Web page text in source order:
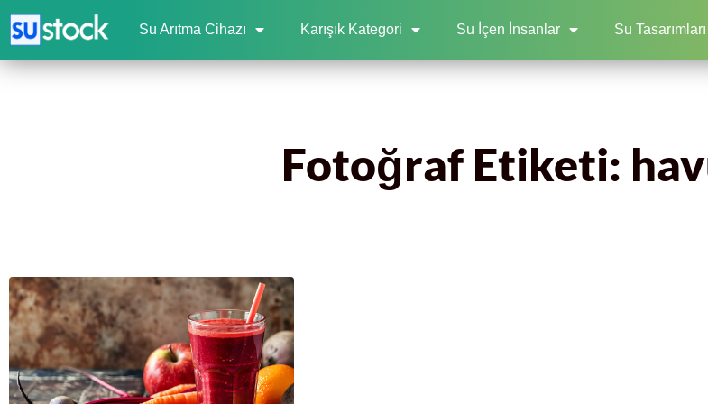
Su Arıtma Cihazı Karışık Kategori Su İçen İnsanlar Su Tasarımları
Fotoğraf Etiketi: